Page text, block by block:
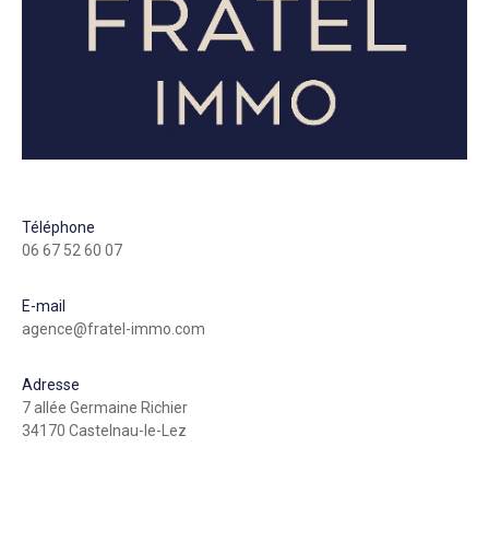
Téléphone
06 67 52 60 07
E-mail
agence@fratel-immo.com
Adresse
7 allée Germaine Richier
34170 Castelnau-le-Lez